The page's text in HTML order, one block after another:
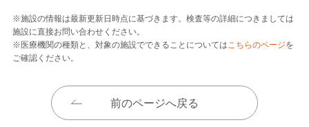
※施設の情報は最新更新日時点に基づきます。検査等の詳細につきましては
施設に直接お問い合わせください。
※医療機関の種類と、対象の施設でできることについてはこちらのページを
ご確認ください。
前のページへ戻る